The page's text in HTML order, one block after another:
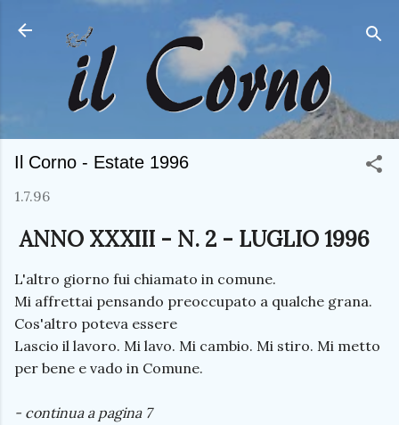
Passa ai contenuti
Il Corno - Estate 1996
1.7.96
ANNO XXXIII - N. 2 - LUGLIO 1996
L'altro giorno fui chiamato in comune.
Mi affrettai pensando preoccupato a qualche grana.
Cos'altro poteva essere
Lascio il lavoro. Mi lavo. Mi cambio. Mi stiro. Mi metto
per bene e vado in Comune.
- continua a pagina 7